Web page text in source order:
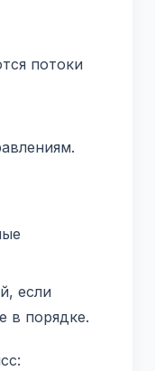
потоки
если
в порядке.